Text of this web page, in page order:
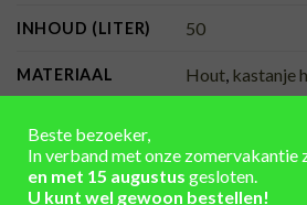
INHOUD (LITER) 50
MATERIAAL Hout, kastanje
KLEUR HOUT onbehandeld
Beste bezoeker,
In verband met onze zomervakantie
en met 15 augustus gesloten.
U kunt wel gewoon bestellen!